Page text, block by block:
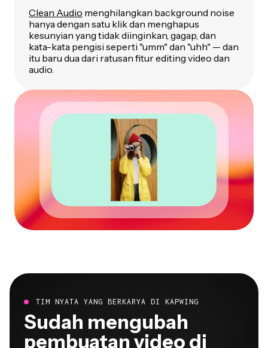
Clean Audio menghilangkan background noise
hanya dengan satu klik dan menghapus
kesunyian yang tidak diinginkan, gagap, dan
kata-kata pengisi seperti "umm" dan "uhh" — dan
itu baru dua dari ratusan fitur editing video dan
audio.
TIM NYATA YANG BERKARYA DI KAPWING
Sudah mengubah
pembuatan video di